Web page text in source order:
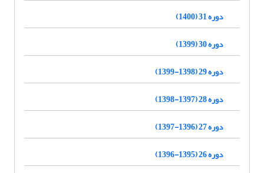
دوره 31 (1400)
دوره 30 (1399)
دوره 29 (1398-1399)
دوره 28 (1397-1398)
دوره 27 (1396-1397)
دوره 26 (1395-1396)